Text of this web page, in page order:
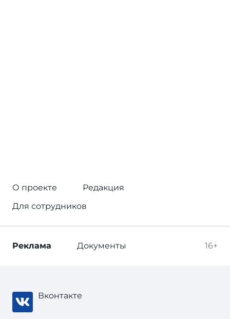
О проекте
Редакция
Для сотрудников
16+
Реклама Документы
Вконтакте